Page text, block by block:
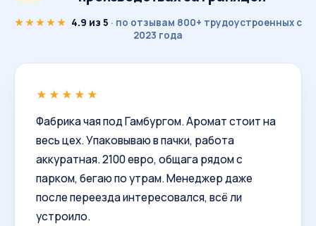
★★★★★ 4.9 из 5 · по отзывам 800+ трудоустроенных с
2023 года
★★★★★
Фабрика чая под Гамбургом. Аромат стоит на
весь цех. Упаковываю в пачки, работа
аккуратная. 2100 евро, общага рядом с
парком, бегаю по утрам. Менеджер даже
после переезда интересовался, всё ли
устроило.